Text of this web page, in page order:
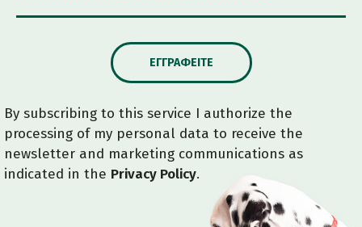
ΕΓΓΡΑΦΕΊΤΕ
By subscribing to this service I authorize the
processing of my personal data to receive the
newsletter and marketing communications as
indicated in the Privacy Policy.